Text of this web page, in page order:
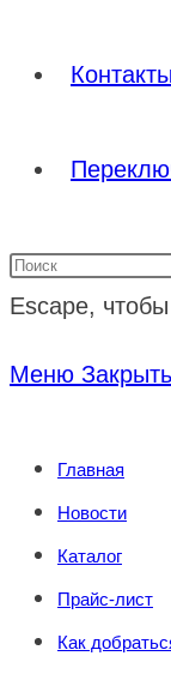
Контакты
Escape,
Меню Закрыть
Главная
Новости
Каталог
Прайс-лист
Как